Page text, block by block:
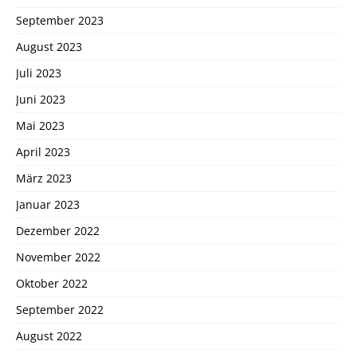
September 2023
August 2023
Juli 2023
Juni 2023
Mai 2023
April 2023
März 2023
Januar 2023
Dezember 2022
November 2022
Oktober 2022
September 2022
August 2022